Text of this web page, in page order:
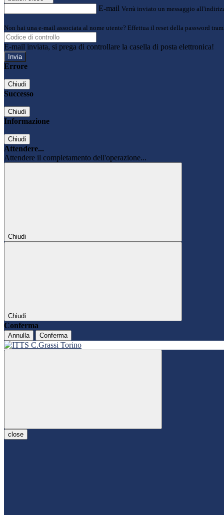
E-mail Verrà inviato un messaggio
Non hai una e-mail associata al nome utente? Effettua il reset della password
E-mail inviata, si prega di controllare la casella di posta elettronica!
Errore
Chiudi
Successo
Chiudi
Informazione
Chiudi
Attendere...
Attendere il completamento dell'operazione...
Chiudi
Chiudi
Conferma
Annulla Conferma
close